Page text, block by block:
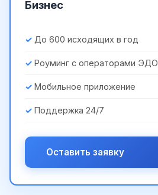
Бизнес
До 600 исходящих в год
Роуминг с операторами ЭДО
Мобильное приложение
Поддержка 24/7
Оставить заявку